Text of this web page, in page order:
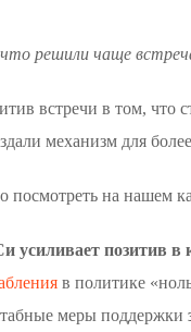
, что решили чаще
встречи в том, что
механизм для
посмотреть на нашем
усиливает позитив в
в политике
меры поддержки